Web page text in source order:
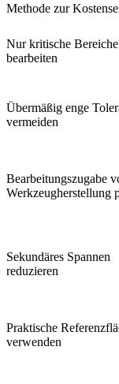
Methode zur
Nur kritische Bereiche
bearbeiten
Übermäßig enge
vermeiden
Bearbeitungszugabe
Werkzeugherstellung
Sekundäres Spannen
reduzieren
Praktische
verwenden